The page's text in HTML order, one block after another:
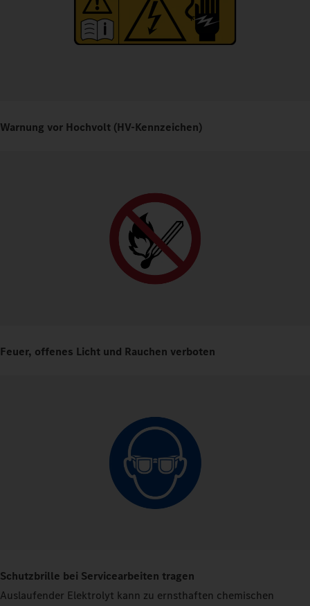
Warnung vor Hochvolt (HV-Kennzeichen)
Feuer, offenes Licht und Rauchen verboten
Schutzbrille bei Servicearbeiten tragen
Auslaufender Elektrolyt kann zu ernsthaften chemischen